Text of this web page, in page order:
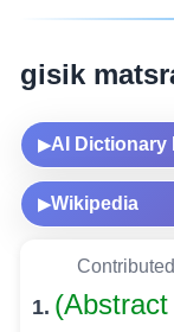
gisik
▶AI Dictionary
▶Wikipedia
1.